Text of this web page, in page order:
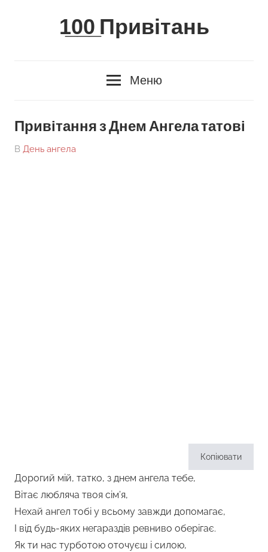
1̲0̲0̲ Привітань
Меню
Привітання з Днем Ангела татові
On
By
В День ангела
Копіювати
Дорогий мій, татко, з днем ангела тебе,
Вітає любляча твоя сім’я,
Нехай ангел тобі у всьому завжди допомагає,
І від будь-яких негараздів ревниво оберігає.
Як ти нас турботою оточуєш і силою,